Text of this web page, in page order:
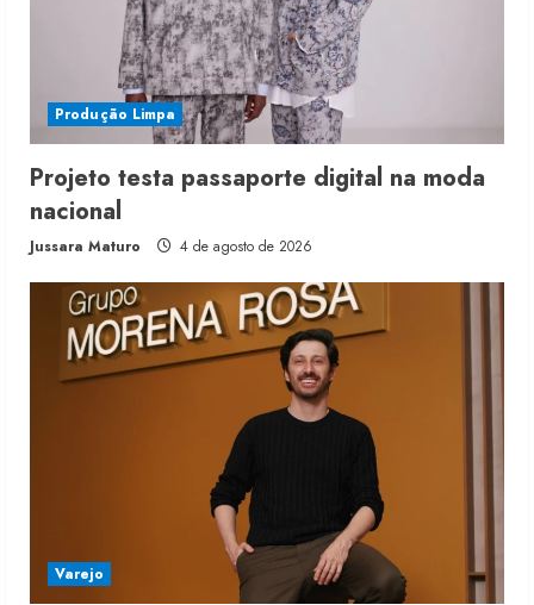
Produção Limpa
Projeto testa passaporte digital na moda
nacional
Jussara Maturo 4 de agosto de 2026
Varejo